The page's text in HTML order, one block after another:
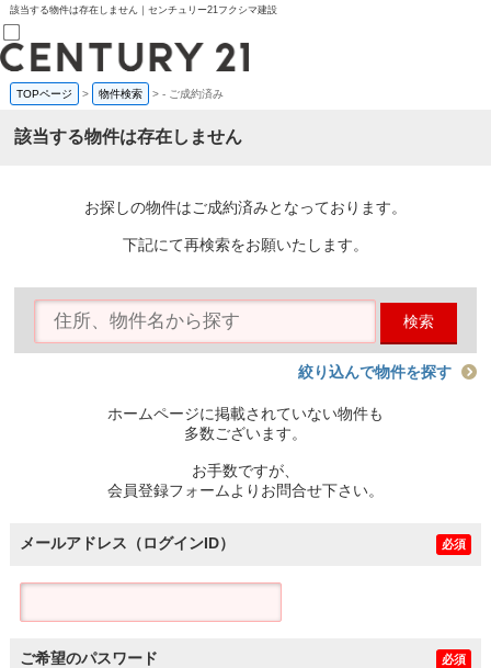
該当する物件は存在しません｜センチュリー21フクシマ建設
売買部
0120-800-844
賃貸部
会員メニュー
物件を探す
購入TOP
条件から探す
住宅ローン控除シミュレータ
TOPページ > 物件検索 >- ご成約済み
該当する物件は存在しません
お探しの物件はご成約済みとなっております。
下記にて再検索をお願いたします。
検索
絞り込んで物件を探す
ホームページに掲載されていない物件も
多数ございます。
お手数ですが、
会員登録フォームよりお問合せ下さい。
メールアドレス（ログインID） 必須
ご希望のパスワード 必須